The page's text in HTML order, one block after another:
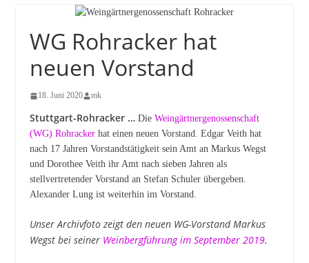
WG Rohracker hat
neuen Vorstand
18. Juni 2020 mk
Stuttgart-Rohracker …Die Weingärtnergenossenschaft
(WG) Rohrackerhat einen neuen Vorstand. Edgar Veith hat
nach 17 Jahren Vorstandstätigkeit sein Amt an Markus Wegst
und Dorothee Veith ihr Amt nach sieben Jahren als
stellvertretender Vorstand an Stefan Schuler übergeben.
Alexander Lung ist weiterhin im Vorstand.
Unser Archivfoto zeigt den neuen WG-Vorstand Markus
Wegst bei seiner Weinbergführung im September 2019.